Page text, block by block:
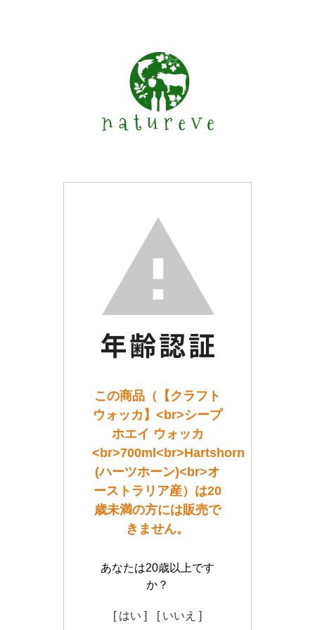
この商品（【クラフト
ウォッカ】<br>シープ
ホエイ ウォッカ
<br>700ml<br>Hartshorn
(ハーツホーン)<br>オ
ーストラリア産）は20
歳未満の方には販売で
きません。
あなたは20歳以上です
か？
[ はい ] [ いいえ ]